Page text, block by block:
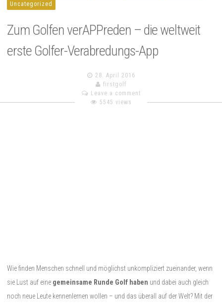
Uncategorized
Zum Golfen verAPPreden – die weltweit
erste Golfer-Verabredungs-App
28. April 2016
firstgolf
Leave a comment
5545 views
Wie finden Menschen schnell und möglichst unkompliziert zueinander, wenn
sie Lust auf eine gemeinsame Runde Golf haben und dabei auch gleich
noch neue Leute kennenlernen wollen – und das überall auf der Welt? Mit der